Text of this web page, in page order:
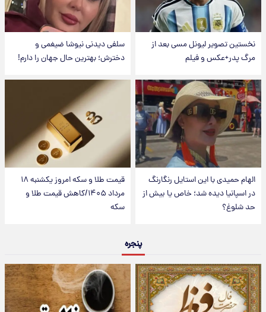
نخستین تصویر لیونل مسی بعد از
مرگ پدر+عکس و فیلم
سلفی دیدنی نیوشا ضیغمی و
دخترش؛ بهترین حال جهان را دارم!
الهام حمیدی با این استایل رنگارنگ
در اسپانیا دیده شد؛ خاص یا بیش از
حد شلوغ؟
قیمت طلا و سکه امروز یکشنبه ۱۸
مرداد ۱۴۰۵/کاهش قیمت طلا و
سکه
پنجره